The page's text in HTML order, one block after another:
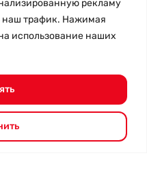
рекламу
наш трафик. Нажимая
использование наших
офертой и
- Возврат товара
Все права